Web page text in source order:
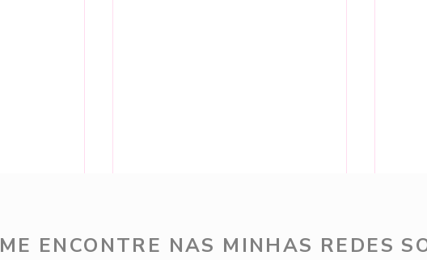
ME ENCONTRE NAS MINHAS REDES